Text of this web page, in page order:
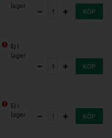
lager
KÖP
Ej i
lager
KÖP
Ej i
lager
KÖP